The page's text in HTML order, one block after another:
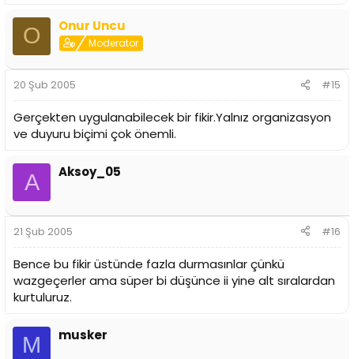
O Onur Uncu
Moderator
20 Şub 2005 #15
Gerçekten uygulanabilecek bir fikir.Yalnız organizasyon
ve duyuru biçimi çok önemli.
A Aksoy_05
21 Şub 2005 #16
Bence bu fikir üstünde fazla durmasınlar çünkü
wazgeçerler ama süper bi düşünce ii yine alt sıralardan
kurtuluruz.
M musker